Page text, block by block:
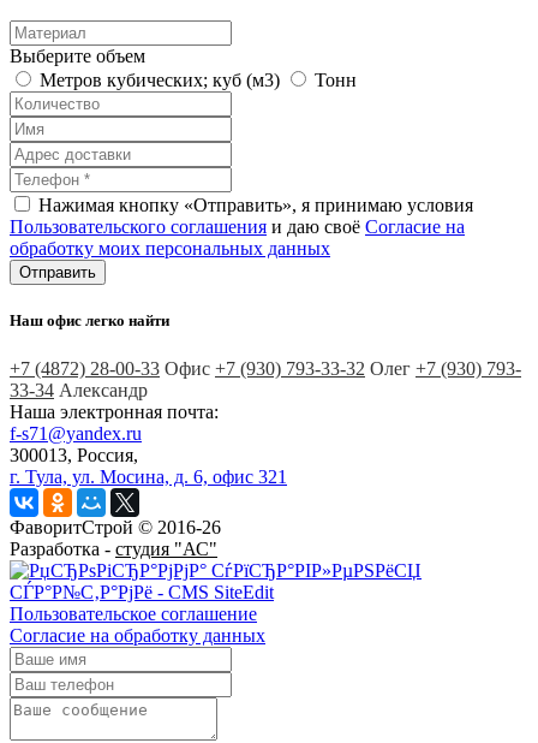
Выберите объем
Метров кубических; куб (м3)
Тонн
Нажимая кнопку «Отправить», я принимаю условия
Пользовательского соглашения и даю своё Согласие на
обработку моих персональных данных
Наш офис легко найти
+7 (4872) 28-00-33 Офис +7 (930) 793-33-32 Олег +7 (930) 793-
33-34 Александр
Наша электронная почта:
f-s71@yandex.ru
300013, Россия,
г. Тула, ул. Мосина, д. 6, офис 321
ФаворитСтрой © 2016-26
Разработка - студия "АС"
Пользовательское соглашение
Согласие на обработку данных